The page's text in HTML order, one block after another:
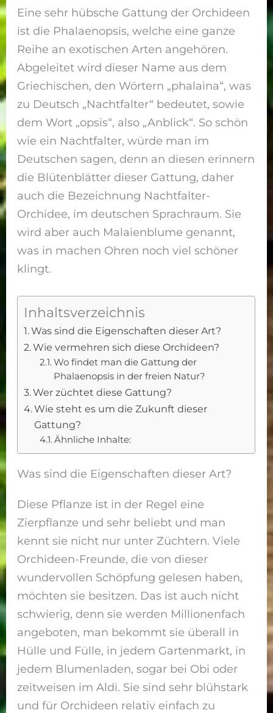
Eine sehr hübsche Gattung der Orchideen
ist die Phalaenopsis, welche eine ganze
Reihe an exotischen Arten angehören.
Abgeleitet wird dieser Name aus dem
Griechischen, den Wörtern „phalaina“, was
zu Deutsch „Nachtfalter“ bedeutet, sowie
dem Wort „opsis“, also „Anblick“. So schön
wie ein Nachtfalter, würde man im
Deutschen sagen, denn an diesen erinnern
die Blütenblätter dieser Gattung, daher
auch die Bezeichnung Nachtfalter-
Orchidee, im deutschen Sprachraum. Sie
wird aber auch Malaienblume genannt,
was in machen Ohren noch viel schöner
klingt.
Inhaltsverzeichnis
Was sind die Eigenschaften dieser Art?
Wie vermehren sich diese Orchideen?
Wo findet man die Gattung der
Phalaenopsis in der freien Natur?
Wer züchtet diese Gattung?
Wie steht es um die Zukunft dieser
Gattung?
Ähnliche Inhalte:
Was sind die Eigenschaften dieser Art?
Diese Pflanze ist in der Regel eine
Zierpflanze und sehr beliebt und man
kennt sie nicht nur unter Züchtern. Viele
Orchideen-Freunde, die von dieser
wundervollen Schöpfung gelesen haben,
möchten sie besitzen. Das ist auch nicht
schwierig, denn sie werden Millionenfach
angeboten, man bekommt sie überall in
Hülle und Fülle, in jedem Gartenmarkt, in
jedem Blumenladen, sogar bei Obi oder
zeitweisen im Aldi. Sie sind sehr blühstark
und für Orchideen relativ einfach zu